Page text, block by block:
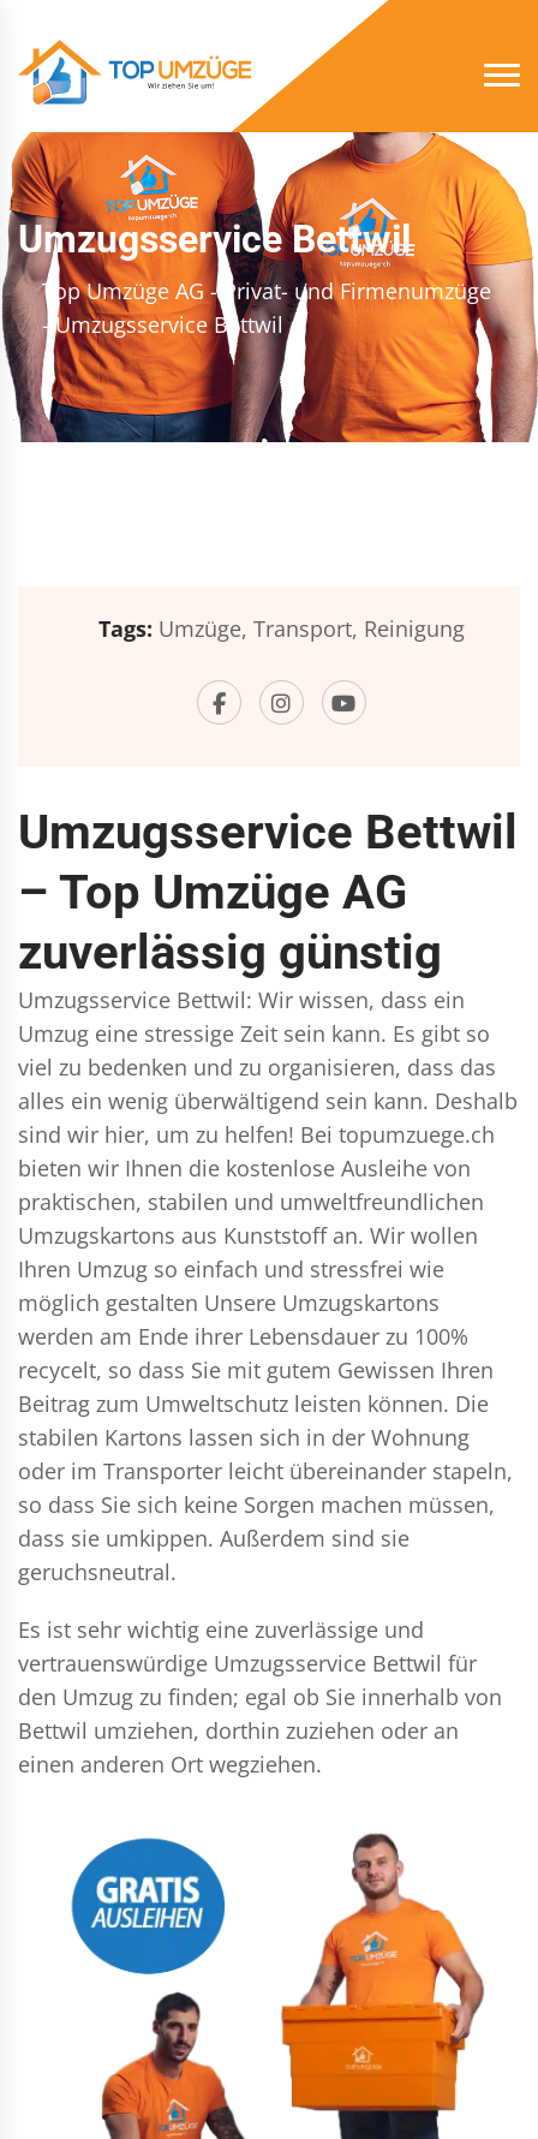
Umzugsservice Bettwil
Top Umzüge AG - Privat- und Firmenumzüge
- Umzugsservice Bettwil
Tags: Umzüge, Transport, Reinigung
Umzugsservice Bettwil
– Top Umzüge AG
zuverlässig günstig
Umzugsservice Bettwil: Wir wissen, dass ein
Umzug eine stressige Zeit sein kann. Es gibt so
viel zu bedenken und zu organisieren, dass das
alles ein wenig überwältigend sein kann. Deshalb
sind wir hier, um zu helfen! Bei topumzuege.ch
bieten wir Ihnen die kostenlose Ausleihe von
praktischen, stabilen und umweltfreundlichen
Umzugskartons aus Kunststoff an. Wir wollen
Ihren Umzug so einfach und stressfrei wie
möglich gestalten Unsere Umzugskartons
werden am Ende ihrer Lebensdauer zu 100%
recycelt, so dass Sie mit gutem Gewissen Ihren
Beitrag zum Umweltschutz leisten können. Die
stabilen Kartons lassen sich in der Wohnung
oder im Transporter leicht übereinander stapeln,
so dass Sie sich keine Sorgen machen müssen,
dass sie umkippen. Außerdem sind sie
geruchsneutral.
Es ist sehr wichtig eine zuverlässige und
vertrauenswürdige Umzugsservice Bettwil für
den Umzug zu finden; egal ob Sie innerhalb von
Bettwil umziehen, dorthin zuziehen oder an
einen anderen Ort wegziehen.